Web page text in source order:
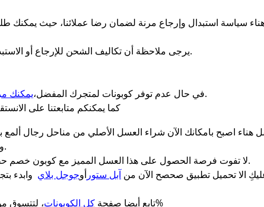
يرجى ملاحظة أن تكاليف الشحن للإرجاع أو الاستبدال تكون على عاتق العميل، ما لم يكن السبب خطأ من جانب المتجر.
في حال عدم توفر كوبونات لمتجرك المفضل،يمكنك
وسنعمل على توفير الكوبونات في أسرع وقت ممكن.
كما يمكنكم متابعتنا على
اصبح بامكانك الآن شراء العسل الأصلي من مناحل رجال ألمع
ومثاليًا لكل منزل فهو غني بالعناصر الغذائية التي يحتاجها الجسم يوميًا.
لا تفوت فرصة الحصول على هذا العسل المميز مع كوبون خصم حصري من موقع صحصح لذا تمتع بجودة عالية وفوائد صحية لا مثيل لها.
الا تحميل تطبيق صحصح الآن من آبل ستور أوجوجل بلاي وابدء
تابع أيضا صفحة كل الكوبونات، لتتسوق فعالة 100%